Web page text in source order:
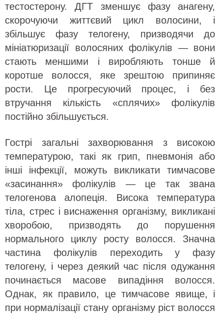
тестостерону. ДГТ зменшує фазу анагену,
скорочуючи життєвий цикл волосини, і
збільшує фазу телогену, призводячи до
мініатюризації волосяних фолікулів — вони
стають меншими і виробляють тонше й
коротше волосся, яке зрештою припиняє
рости. Це прогресуючий процес, і без
втручання кількість «сплячих» фолікулів
постійно збільшується.
Гострі загальні захворювання з високою
температурою, такі як грип, пневмонія або
інші інфекції, можуть викликати тимчасове
«засинання» фолікулів — це так звана
телогенова алопеція. Висока температура
тіла, стрес і виснаження організму, викликані
хворобою, призводять до порушення
нормального циклу росту волосся. Значна
частина фолікулів переходить у фазу
телогену, і через деякий час після одужання
починається масове випадіння волосся.
Однак, як правило, це тимчасове явище, і
при нормалізації стану організму ріст волосся